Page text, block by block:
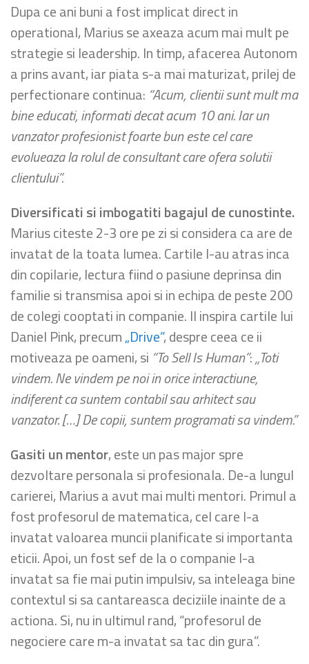
Dupa ce ani buni a fost implicat direct in
operational, Marius se axeaza acum mai mult pe
strategie si leadership. In timp, afacerea Autonom
a prins avant, iar piata s-a mai maturizat, prilej de
perfectionare continua: “Acum, clientii sunt mult ma
bine educati, informati decat acum 10 ani. Iar un
vanzator profesionist foarte bun este cel care
evolueaza la rolul de consultant care ofera solutii
clientului”.
Diversificati si imbogatiti bagajul de cunostinte.
Marius citeste 2-3 ore pe zi si considera ca are de
invatat de la toata lumea. Cartile l-au atras inca
din copilarie, lectura fiind o pasiune deprinsa din
familie si transmisa apoi si in echipa de peste 200
de colegi cooptati in companie. Il inspira cartile lui
Daniel Pink, precum„Drive”, despre ceea ce ii
motiveaza pe oameni, si “To Sell Is Human”:„Toti
vindem. Ne vindem pe noi in orice interactiune,
indiferent ca suntem contabil sau arhitect sau
vanzator. […] De copii, suntem programati sa vindem.”
Gasiti un mentor, este un pas major spre
dezvoltare personala si profesionala. De-a lungul
carierei, Marius a avut mai multi mentori. Primul a
fost profesorul de matematica, cel care l-a
invatat valoarea muncii planificate si importanta
eticii. Apoi, un fost sef de la o companie l-a
invatat sa fie mai putin impulsiv, sa inteleaga bine
contextul si sa cantareasca deciziile inainte de a
actiona. Si, nu in ultimul rand, “profesorul de
negociere care m-a invatat sa tac din gura”.